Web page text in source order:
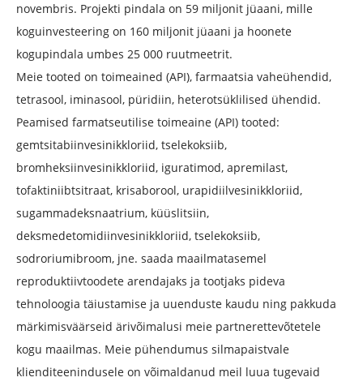
novembris. Projekti pindala on 59 miljonit jüaani, mille
koguinvesteering on 160 miljonit jüaani ja hoonete
kogupindala umbes 25 000 ruutmeetrit.
Meie tooted on toimeained (API), farmaatsia vaheühendid,
tetrasool, iminasool, püridiin, heterotsüklilised ühendid.
Peamised farmatseutilise toimeaine (API) tooted:
gemtsitabiinvesinikkloriid, tselekoksiib,
bromheksiinvesinikkloriid, iguratimod, apremilast,
tofaktiniibtsitraat, krisaborool, urapidiilvesinikkloriid,
sugammadeksnaatrium, küüslitsiin,
deksmedetomidiinvesinikkloriid, tselekoksiib,
sodroriumibroom, jne. saada maailmatasemel
reproduktiivtoodete arendajaks ja tootjaks pideva
tehnoloogia täiustamise ja uuenduste kaudu ning pakkuda
märkimisväärseid ärivõimalusi meie partnerettevõtetele
kogu maailmas. Meie pühendumus silmapaistvale
klienditeenindusele on võimaldanud meil luua tugevaid